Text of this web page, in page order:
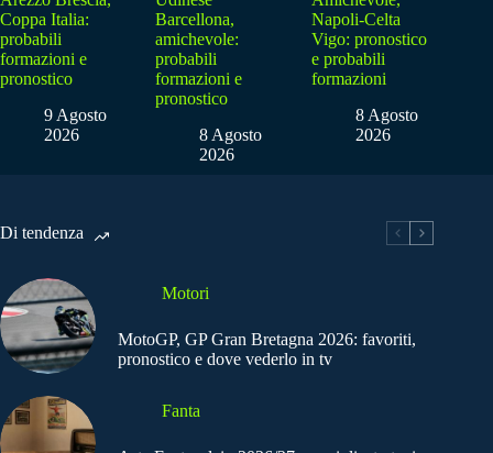
Coppa Italia:
probabili
formazioni e
pronostico
9 Agosto
2026
Barcellona,
amichevole:
probabili
formazioni e
pronostico
8 Agosto
2026
Napoli-Celta
Vigo: pronostico
e probabili
formazioni
8 Agosto
2026
Di tendenza
Motori
MotoGP, GP Gran Bretagna 2026: favoriti,
pronostico e dove vederlo in tv
Fanta